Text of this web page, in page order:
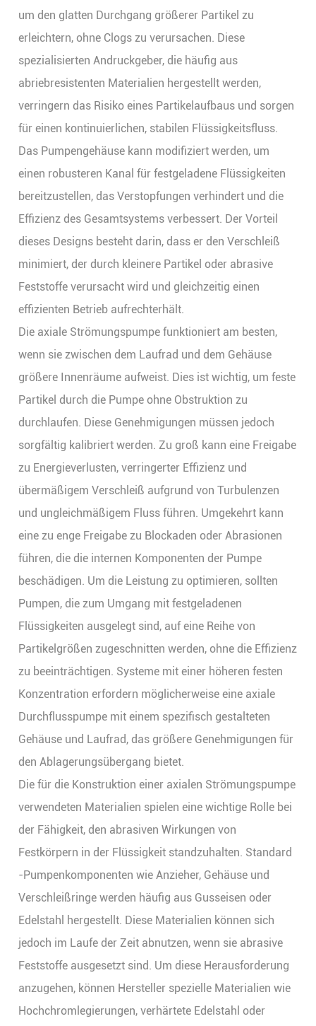
um den glatten Durchgang größerer Partikel zu
erleichtern, ohne Clogs zu verursachen. Diese
spezialisierten Andruckgeber, die häufig aus
abriebresistenten Materialien hergestellt werden,
verringern das Risiko eines Partikelaufbaus und sorgen
für einen kontinuierlichen, stabilen Flüssigkeitsfluss.
Das Pumpengehäuse kann modifiziert werden, um
einen robusteren Kanal für festgeladene Flüssigkeiten
bereitzustellen, das Verstopfungen verhindert und die
Effizienz des Gesamtsystems verbessert. Der Vorteil
dieses Designs besteht darin, dass er den Verschleiß
minimiert, der durch kleinere Partikel oder abrasive
Feststoffe verursacht wird und gleichzeitig einen
effizienten Betrieb aufrechterhält.
Die axiale Strömungspumpe funktioniert am besten,
wenn sie zwischen dem Laufrad und dem Gehäuse
größere Innenräume aufweist. Dies ist wichtig, um feste
Partikel durch die Pumpe ohne Obstruktion zu
durchlaufen. Diese Genehmigungen müssen jedoch
sorgfältig kalibriert werden. Zu groß kann eine Freigabe
zu Energieverlusten, verringerter Effizienz und
übermäßigem Verschleiß aufgrund von Turbulenzen
und ungleichmäßigem Fluss führen. Umgekehrt kann
eine zu enge Freigabe zu Blockaden oder Abrasionen
führen, die die internen Komponenten der Pumpe
beschädigen. Um die Leistung zu optimieren, sollten
Pumpen, die zum Umgang mit festgeladenen
Flüssigkeiten ausgelegt sind, auf eine Reihe von
Partikelgrößen zugeschnitten werden, ohne die Effizienz
zu beeinträchtigen. Systeme mit einer höheren festen
Konzentration erfordern möglicherweise eine axiale
Durchflusspumpe mit einem spezifisch gestalteten
Gehäuse und Laufrad, das größere Genehmigungen für
den Ablagerungsübergang bietet.
Die für die Konstruktion einer axialen Strömungspumpe
verwendeten Materialien spielen eine wichtige Rolle bei
der Fähigkeit, den abrasiven Wirkungen von
Festkörpern in der Flüssigkeit standzuhalten. Standard
-Pumpenkomponenten wie Anzieher, Gehäuse und
Verschleißringe werden häufig aus Gusseisen oder
Edelstahl hergestellt. Diese Materialien können sich
jedoch im Laufe der Zeit abnutzen, wenn sie abrasive
Feststoffe ausgesetzt sind. Um diese Herausforderung
anzugehen, können Hersteller spezielle Materialien wie
Hochchromlegierungen, verhärtete Edelstahl oder